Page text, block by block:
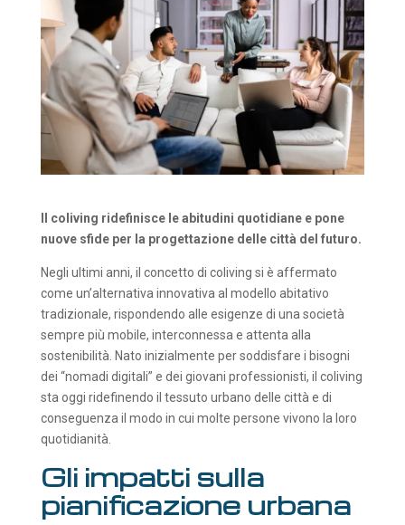
Il coliving ridefinisce le abitudini quotidiane e pone
nuove sfide per la progettazione delle città del futuro.
Negli ultimi anni, il concetto di coliving si è affermato
come un’alternativa innovativa al modello abitativo
tradizionale, rispondendo alle esigenze di una società
sempre più mobile, interconnessa e attenta alla
sostenibilità. Nato inizialmente per soddisfare i bisogni
dei “nomadi digitali” e dei giovani professionisti, il coliving
sta oggi ridefinendo il tessuto urbano delle città e di
conseguenza il modo in cui molte persone vivono la loro
quotidianità.
Gli impatti sulla
pianificazione urbana